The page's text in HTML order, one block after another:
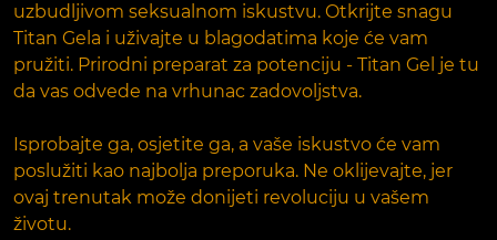
uzbudljivom seksualnom iskustvu. Otkrijte snagu
Titan Gela i uživajte u blagodatima koje će vam
pružiti. Prirodni preparat za potenciju - Titan Gel je tu
da vas odvede na vrhunac zadovoljstva.
Isprobajte ga, osjetite ga, a vaše iskustvo će vam
poslužiti kao najbolja preporuka. Ne oklijevajte, jer
ovaj trenutak može donijeti revoluciju u vašem
životu.